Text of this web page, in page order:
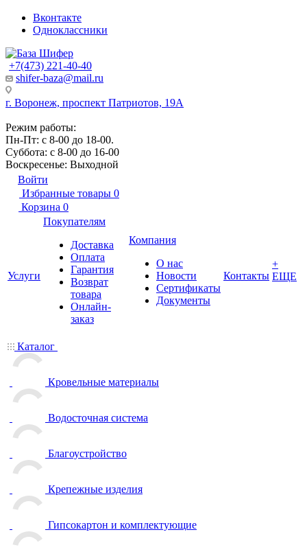
Вконтакте
Одноклассники
+7(473) 221-40-40
shifer-baza@mail.ru
г. Воронеж, проспект Патриотов, 19А
Режим работы:
Пн-Пт: с 8-00 до 18-00.
Суббота: с 8-00 до 16-00
Воскресенье: Выходной
Войти
Избранные товары 0
Корзина 0
Услуги
Покупателям
Доставка
Оплата
Гарантия
Возврат
товара
Онлайн-
заказ
Компания
О нас
Новости
Сертификаты
Документы
Контакты
+
ЕЩЕ
Каталог
Кровельные материалы
Водосточная система
Благоустройство
Крепежные изделия
Гипсокартон и комплектующие